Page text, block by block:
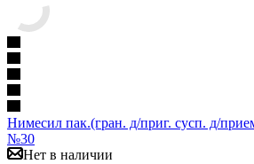
Нимесил пак.(гран. д/приг. сусп. д/
№30
Нет в наличии